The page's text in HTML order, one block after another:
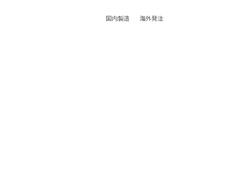
国内製造 海外発注